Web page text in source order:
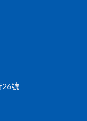
26號